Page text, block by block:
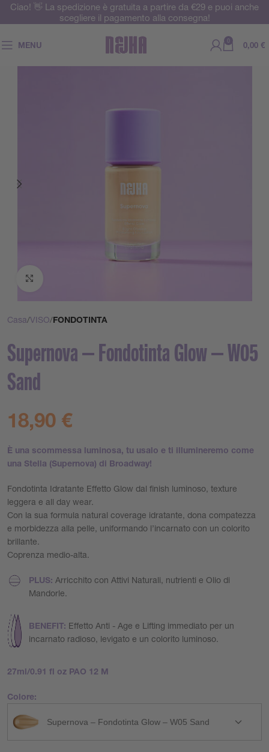
Ciao! 👋 La spedizione è gratuita a partire da €29 e puoi anche
scegliere il pagamento alla consegna!
MENU 0 0,00 €
Casa VISO FONDOTINTA
Supernova – Fondotinta Glow – W05
Sand
18,90 €
È una scommessa luminosa, tu usalo e ti illumineremo come
una Stella (Supernova) di Broadway!
Fondotinta Idratante Effetto Glow dal finish luminoso, texture
leggera e all day wear.
Con la sua formula natural coverage idratante, dona compatezza
e morbidezza alla pelle, uniformando l’incarnato con un colorito
brillante.
Coprenza medio-alta.
PLUS: Arricchito con Attivi Naturali, nutrienti e Olio di
Mandorle.
BENEFIT: Effetto Anti - Age e Lifting immediato per un
incarnato radioso, levigato e un colorito luminoso.
27ml/0.91 fl oz PAO 12 M
Colore:
Supernova – Fondotinta Glow – W05 Sand